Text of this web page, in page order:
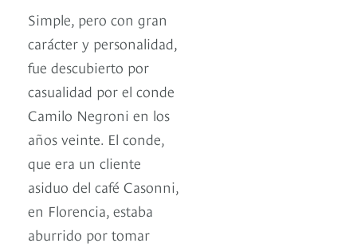
Simple, pero con gran
carácter y personalidad,
fue descubierto por
casualidad por el conde
Camilo Negroni en los
años veinte. El conde,
que era un cliente
asiduo del café Casonni,
en Florencia, estaba
aburrido por tomar